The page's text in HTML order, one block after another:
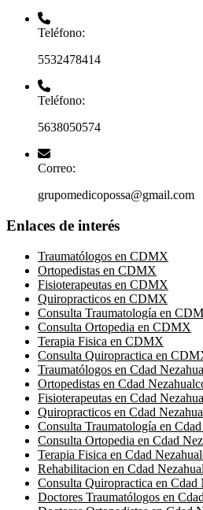
Teléfono:
5532478414
Teléfono:
5638050574
Correo:
grupomedicopossa@gmail.com
Enlaces de interés
Traumatólogos en CDMX
Ortopedistas en CDMX
Fisioterapeutas en CDMX
Quiropracticos en CDMX
Consulta Traumatología en
Consulta Ortopedia en CDMX
Terapia Fisica en CDMX
Consulta Quiropractica en
Traumatólogos en Cdad
Ortopedistas en Cdad
Fisioterapeutas en Cdad
Quiropracticos en Cdad
Consulta Traumatología en
Consulta Ortopedia en Cdad
Terapia Fisica en Cdad
Rehabilitacion en Cdad
Consulta Quiropractica en Cdad
Doctores Traumatólogos en